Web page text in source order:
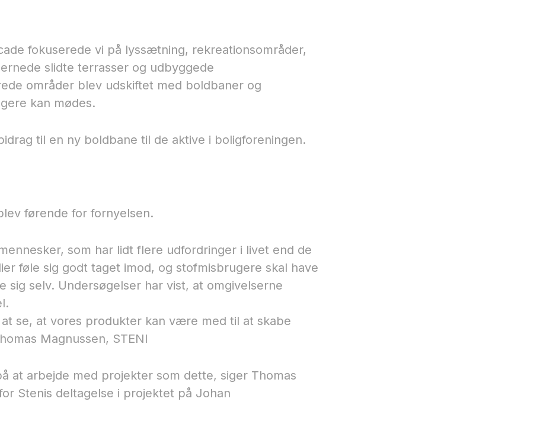
fokuserede vi på lyssætning, rekreationsområder,
slidte terrasser og udbyggede
områder blev udskiftet med boldbaner og
kan mødes.
til en ny boldbane til de aktive i boligforeningen.
førende for fornyelsen.
som har lidt flere udfordringer i livet end de
føle sig godt taget imod, og stofmisbrugere skal have
selv. Undersøgelser har vist, at omgivelserne
se, at vores produkter kan være med til at skabe
Magnussen, STENI​
at arbejde med projekter som dette, siger Thomas
Stenis deltagelse i projektet på Johan